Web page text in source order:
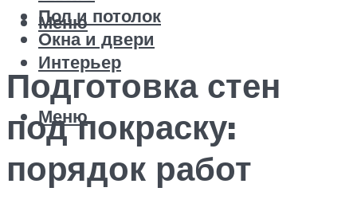
Пол и потолок
Окна и двери
Интерьер
Меню
Меню
Подготовка стен
под покраску:
порядок работ